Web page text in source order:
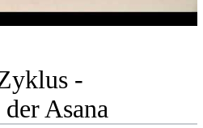
-
Asana